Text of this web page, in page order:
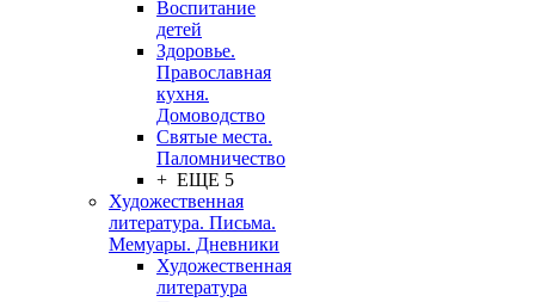
Воспитание
детей
Здоровье.
Православная
кухня.
Домоводство
Святые места.
Паломничество
+ ЕЩЕ 5
Художественная
литература. Письма.
Мемуары. Дневники
Художественная
литература